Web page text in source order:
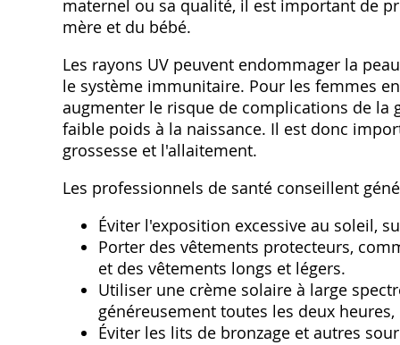
maternel ou sa qualité, il est important de
mère et du bébé.
Les rayons UV peuvent endommager la
le système immunitaire. Pour les femmes
augmenter le risque de complications de la
faible poids à la naissance. Il est donc
grossesse et l'allaitement.
Les professionnels de santé conseillent
Éviter l'exposition excessive au soleil,
Porter des vêtements protecteurs,
et des vêtements longs et légers.
Utiliser une crème solaire à large
généreusement toutes les deux
Éviter les lits de bronzage et autres